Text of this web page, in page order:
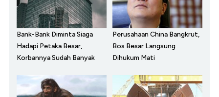
Bank-Bank Diminta Siaga
Hadapi Petaka Besar,
Korbannya Sudah Banyak
Perusahaan China Bangkrut,
Bos Besar Langsung
Dihukum Mati